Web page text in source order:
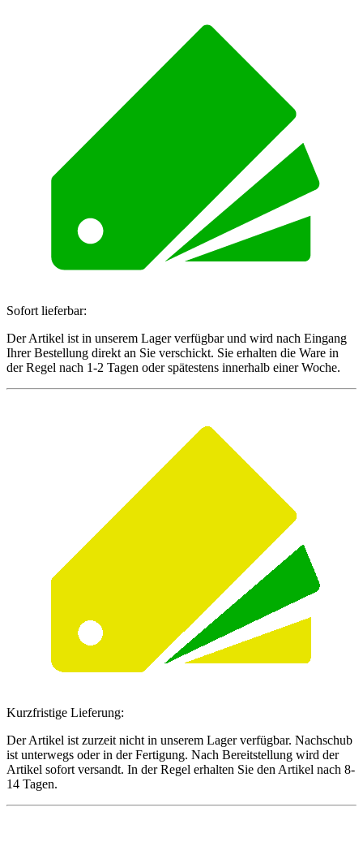
Sofort lieferbar:
Der Artikel ist in unserem Lager verfügbar und wird nach Eingang
Ihrer Bestellung direkt an Sie verschickt. Sie erhalten die Ware in
der Regel nach 1-2 Tagen oder spätestens innerhalb einer Woche.
Kurzfristige Lieferung:
Der Artikel ist zurzeit nicht in unserem Lager verfügbar. Nachschub
ist unterwegs oder in der Fertigung. Nach Bereitstellung wird der
Artikel sofort versandt. In der Regel erhalten Sie den Artikel nach 8-
14 Tagen.